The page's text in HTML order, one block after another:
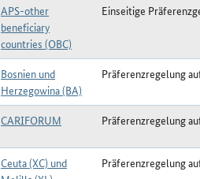
APS-other
beneficiary
countries (OBC)
Einseitige
Bosnien und
Herzegowina (BA)
Präferenzregelung
CARIFORUM Präferenzregelung
Ceuta (XC) und
Präferenzregelung